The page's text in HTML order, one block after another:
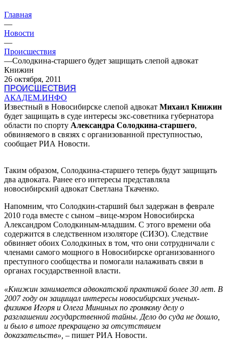
Главная
—
Новости
—
Происшествия
—Солодкина-старшего будет защищать слепой адвокат
Книжин
26 октября, 2011
ПРОИСШЕСТВИЯ
АКАДЕМ.ИНФО
Известный в Новосибирске слепой адвокат Михаил Книжин
будет защищать в суде интересы экс-советника губернатора
области по спорту Александра Солодкина-старшего,
обвиняемого в связях с организованной преступностью,
сообщает РИА Новости.
Таким образом, Солодкина-старшего теперь будут защищать
два адвоката. Ранее его интересы представляла
новосибирский адвокат Светлана Ткаченко.
Напомним, что Солодкин-старший был задержан в феврале
2010 года вместе с сыном –вице-мэром Новосибирска
Александром Солодкиным-младшим. С этого времени оба
содержится в следственном изоляторе (СИЗО). Следствие
обвиняет обоих Солодкиных в том, что они сотрудничали с
членами самого мощного в Новосибирске организованного
преступного сообщества и помогали налаживать связи в
органах государственной власти.
«Книжин занимается адвокатской практикой более 30 лет. В
2007 году он защищал интересы новосибирских ученых-
физиков Игоря и Олега Мининых по громкому делу о
разглашении государственной тайны. Дело до суда не дошло,
и было в итоге прекращено за отсутствием
доказательств», – пишет РИА Новости.